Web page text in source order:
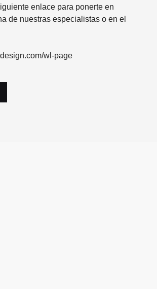
enlace para ponerte en
de nuestras especialistas o en el
wl-page